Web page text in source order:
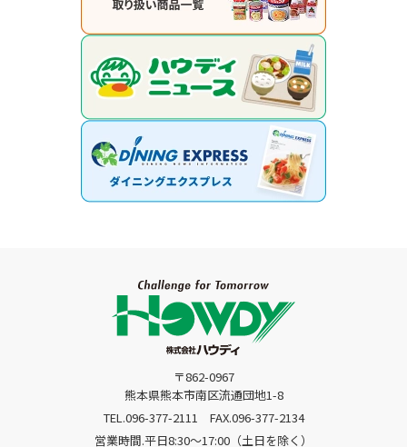
〒862-0967
熊本県熊本市南区流通団地1-8
TEL.096-377-2111
FAX.096-377-2134
営業時間.平日8:30〜17:00（土日を除く）